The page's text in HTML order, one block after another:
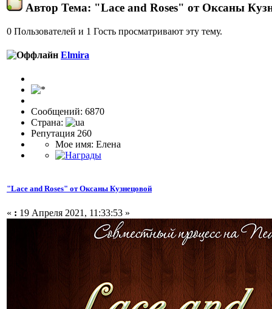
Автор Тема: "Lace and Roses" от Оксаны
0 Пользователей и 1 Гость просматривают эту тему.
Elmira
Сообщений: 6870
Страна:
Репутация 260
Мое имя: Елена
"Lace and Roses" от Оксаны Кузнецовой
« : 19 Апреля 2021, 11:33:53 »